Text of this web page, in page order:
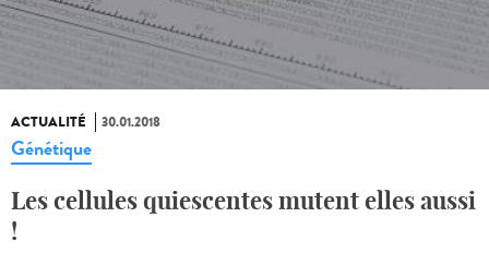
ACTUALITÉ 30.01.2018
Génétique
Les cellules quiescentes mutent elles aussi
!